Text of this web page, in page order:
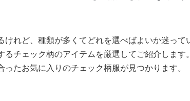
れど、種類が多くてどれを選べばよいか迷って
チェック柄のアイテムを厳選してご紹介します。
たお気に入りのチェック柄服が見つかります。